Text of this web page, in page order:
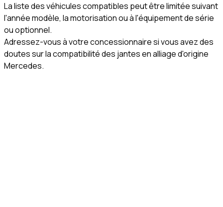
La liste des véhicules compatibles peut être limitée suivant
l'année modèle, la motorisation ou à l'équipement de série
ou optionnel.
Adressez-vous à votre concessionnaire si vous avez des
doutes sur la compatibilité des jantes en alliage d'origine
Mercedes.